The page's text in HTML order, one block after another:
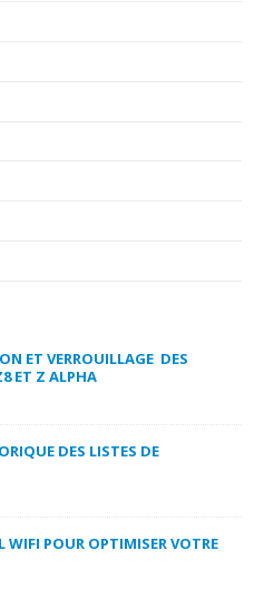
ET VERROUILLAGE DES
ET Z ALPHA
DES LISTES DE
WIFI POUR OPTIMISER VOTRE